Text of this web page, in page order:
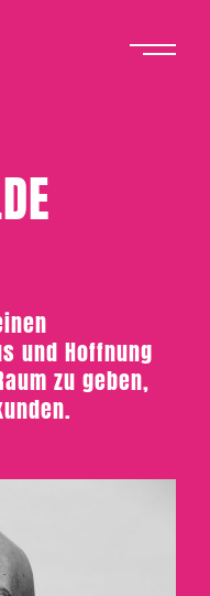
und Hoffnung
zu geben,